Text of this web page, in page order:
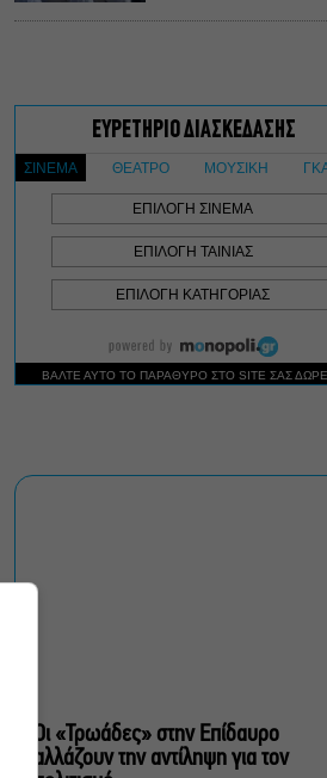
Φθινόπωρο
αρχαιολογικός χώρος
Ραμνούντος
Δήμος Αθηναίων:
Απομάκρυνση 240
τραπεζοκαθισμάτων
επιχειρησιακές
Παγκόσμια πρεμιέρα
Οι «Τρωάδες» στην Επίδαυρο
αλλάζουν την αντίληψη για τον